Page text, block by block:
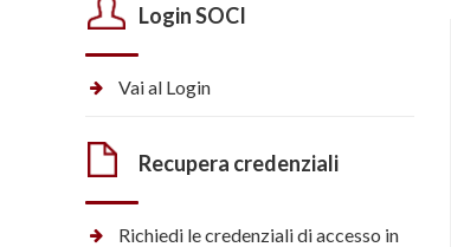
Login SOCI
Vai al Login
Recupera credenziali
Richiedi le credenziali di accesso in